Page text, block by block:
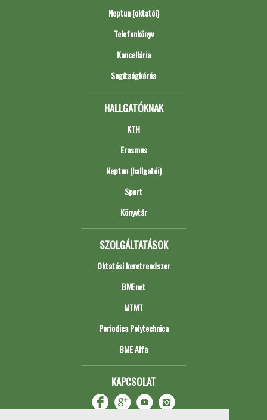
Neptun (oktatói)
Telefonkönyv
Kancellária
Segítségkérés
HALLGATÓKNAK
KTH
Erasmus
Neptun (hallgatói)
Sport
Könyvtár
SZOLGÁLTATÁSOK
Oktatási keretrendszer
BMEnet
MTMT
Periodica Polytechnica
BME Alfa
KAPCSOLAT